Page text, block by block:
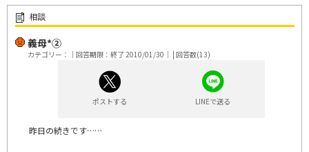
相談
義母*②
カテゴリー：｜回答期限：終了 2010/01/30｜ | 回答数(13)
ポストする LINEで送る
昨日の続きです……